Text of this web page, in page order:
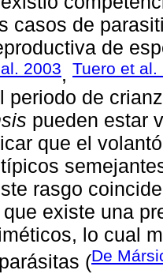
casos de
de
2003, Tuero et al.
periodo de
pueden estar
que el
rasgo
existe una
lo cual
(De